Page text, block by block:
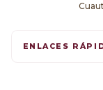
ENLACES